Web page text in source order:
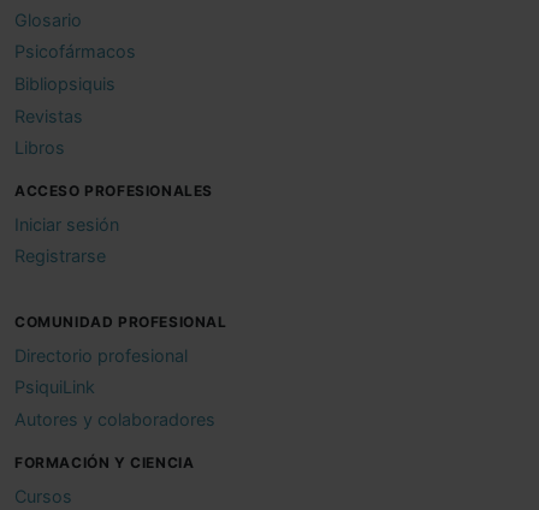
Glosario
Psicofármacos
Bibliopsiquis
Revistas
Libros
ACCESO PROFESIONALES
Iniciar sesión
Registrarse
COMUNIDAD PROFESIONAL
Directorio profesional
PsiquiLink
Autores y colaboradores
FORMACIÓN Y CIENCIA
Cursos